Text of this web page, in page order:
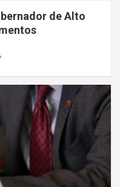
de Alto